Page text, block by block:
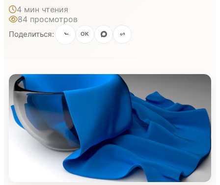
4 мин чтения
84 просмотров
Поделиться: OK